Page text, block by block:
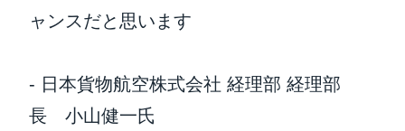
ャンスだと思います
- 日本貨物航空株式会社 経理部 経理部
長 小山健一氏